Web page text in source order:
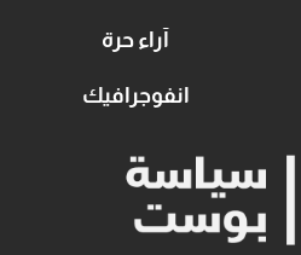
آراء حرة
انفوجرافيك